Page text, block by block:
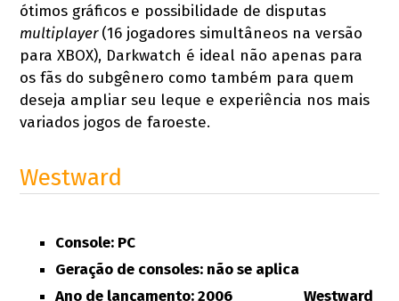
ótimos gráficos e possibilidade de disputas
multiplayer(16 jogadores simultâneos na versão
para XBOX), Darkwatch é ideal não apenas para
os fãs do subgênero como também para quem
deseja ampliar seu leque e experiência nos mais
variados jogos de faroeste.
Westward
Console: PC
Geração de consoles: não se aplica
Ano de lançamento: 2006
Westward